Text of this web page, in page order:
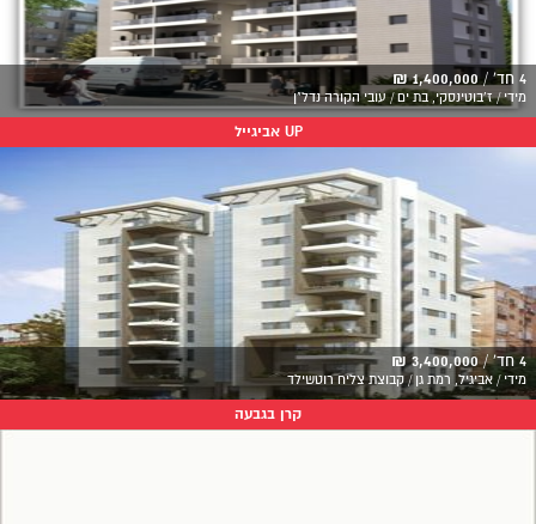
4 חד' / 1,400,000 ₪
מידי / ז'בוטינסקי, בת ים / עובי הקורה נדל"ן
UP אביגייל
4 חד' / 3,400,000 ₪
מידי / אביגיל, רמת גן / קבוצת צליח רוטשילד
קרן בגבעה